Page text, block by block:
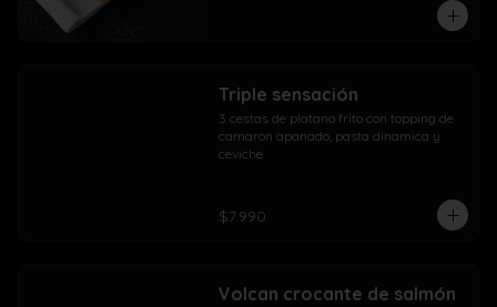
Triple sensación
3 cestas de platano frito con topping de
camarón apanado, pasta dinamica y
ceviche
$7.990
Volcan crocante de salmón